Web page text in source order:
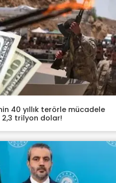
40 yıllık terörle mücadele
trilyon dolar!